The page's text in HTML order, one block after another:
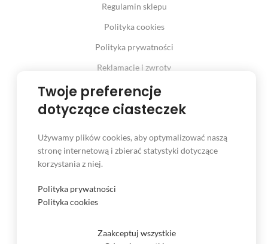
Regulamin sklepu
Polityka cookies
Polityka prywatności
Reklamacje i zwroty
Prawo odstąpienia od umowy
INFORMACJE
Czas i koszt dostawy
Formy płatności
Twoje preferencje
dotyczące ciasteczek
Używamy plików cookies, aby optymalizować naszą
stronę internetową i zbierać statystyki dotyczące
korzystania z niej.
Polityka prywatności
Polityka cookies
Zaakceptuj wszystkie